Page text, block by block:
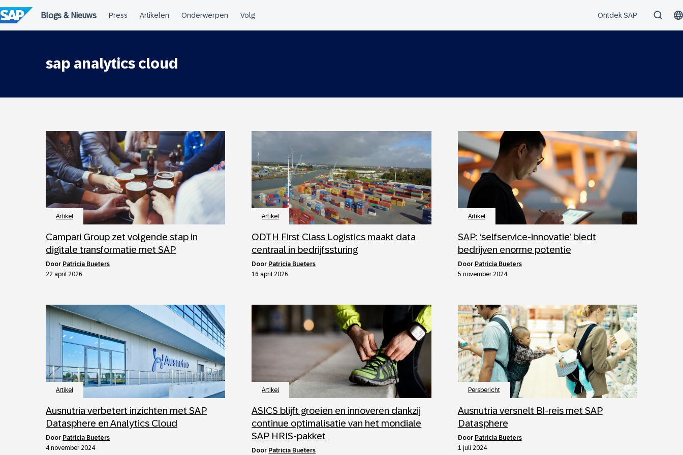
naar
de
inhoud
sap analytics cloud
Artikel
Campari Group zet volgende stap in
digitale transformatie met SAP
door Patricia Bueters
22 april 2026
Artikel
ODTH First Class Logistics maakt data
centraal in bedrijfssturing
door Patricia Bueters
16 april 2026
Artikel
SAP: ‘selfservice-innovatie’ biedt
bedrijven enorme potentie
door Patricia Bueters
5 november 2024
Artikel
Ausnutria verbetert inzichten met SAP
Datasphere en Analytics Cloud
door Patricia Bueters
4 november 2024
Artikel
ASICS blijft groeien en innoveren dankzij
continue optimalisatie van het mondiale
SAP HRIS-pakket
door Patricia Bueters
Persbericht
Ausnutria versnelt BI-reis met SAP
Datasphere
door Patricia Bueters
1 juli 2024